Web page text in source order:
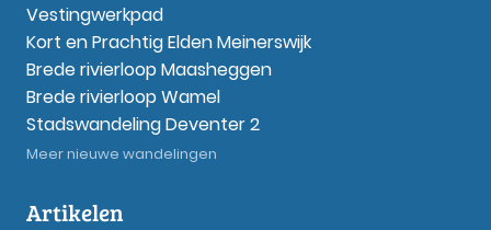
Vestingwerkpad
Kort en Prachtig Elden Meinerswijk
Brede rivierloop Maasheggen
Brede rivierloop Wamel
Stadswandeling Deventer 2
Meer nieuwe wandelingen
Artikelen